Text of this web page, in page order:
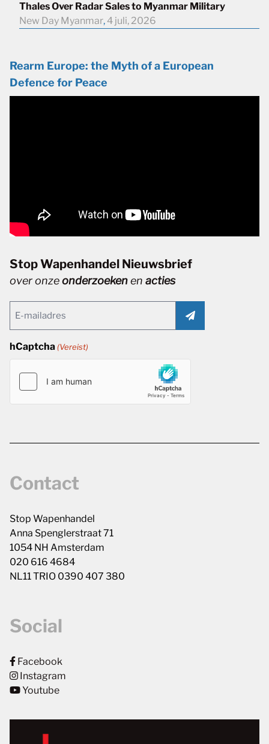
Thales Over Radar Sales to Myanmar Military
New Day Myanmar, 4 juli, 2026
Rearm Europe: the Myth of a European
Defence for Peace
Stop Wapenhandel Nieuwsbrief
over onzeonderzoekenen acties
(Vereist)
hCaptcha (Vereist)
Contact
Stop Wapenhandel
Anna Spenglerstraat 71
1054 NH Amsterdam
020 616 4684
NL11 TRIO 0390 407 380
Social
Facebook
Instagram
Youtube